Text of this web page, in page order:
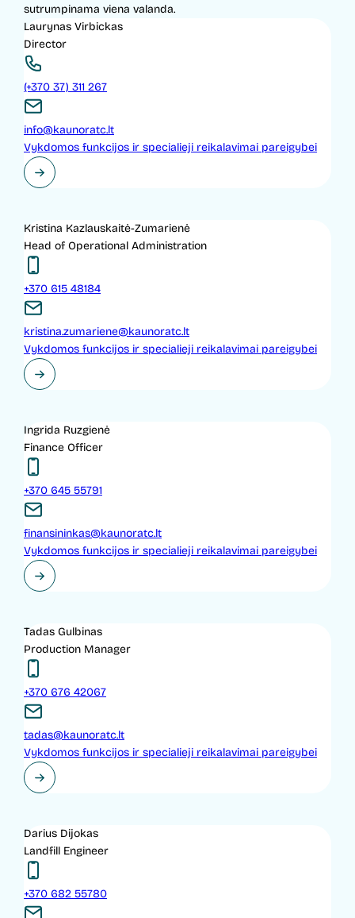
sutrumpinama viena valanda.
Laurynas Virbickas
Director
(+370 37) 311 267
info@kaunoratc.lt
Vykdomos funkcijos ir specialieji reikalavimai pareigybei
Kristina Kazlauskaitė-Zumarienė
Head of Operational Administration
+370 615 48184
kristina.zumariene@kaunoratc.lt
Vykdomos funkcijos ir specialieji reikalavimai pareigybei
Ingrida Ruzgienė
Finance Officer
+370 645 55791
finansininkas@kaunoratc.lt
Vykdomos funkcijos ir specialieji reikalavimai pareigybei
Tadas Gulbinas
Production Manager
+370 676 42067
tadas@kaunoratc.lt
Vykdomos funkcijos ir specialieji reikalavimai pareigybei
Darius Dijokas
Landfill Engineer
+370 682 55780